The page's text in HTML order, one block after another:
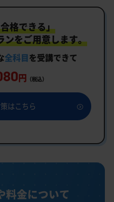
格できる」
ンをご用意します。
全科目を受講できて
円 （税込）
はこちら
料金について